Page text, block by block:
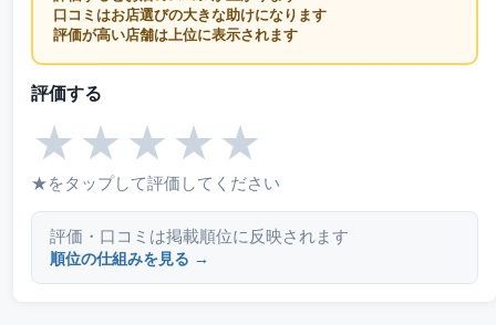
口コミはお店選びの大きな助けになります
評価が高い店舗は上位に表示されます
評価する
★ ★ ★ ★ ★
★をタップして評価してください
評価・口コミは掲載順位に反映されます
順位の仕組みを見る →